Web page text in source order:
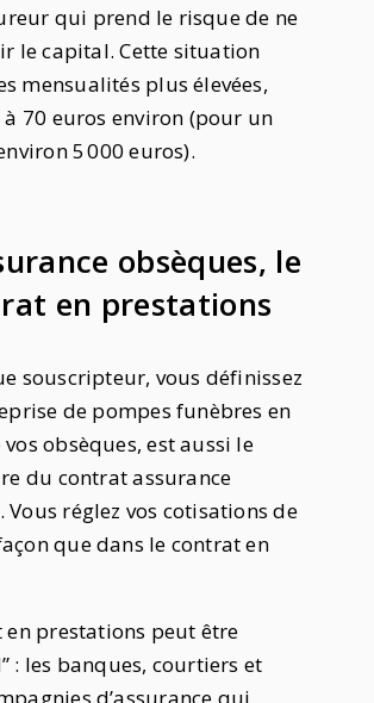
qui prend le risque de ne
le capital. Cette situation
mensualités plus élevées,
70 euros environ (pour un
5 000 euros).
obsèques, le
en prestations
souscripteur, vous définissez
de pompes funèbres en
obsèques, est aussi le
du contrat assurance
Vous réglez vos cotisations de
que dans le contrat en
en prestations peut être
: les banques, courtiers et